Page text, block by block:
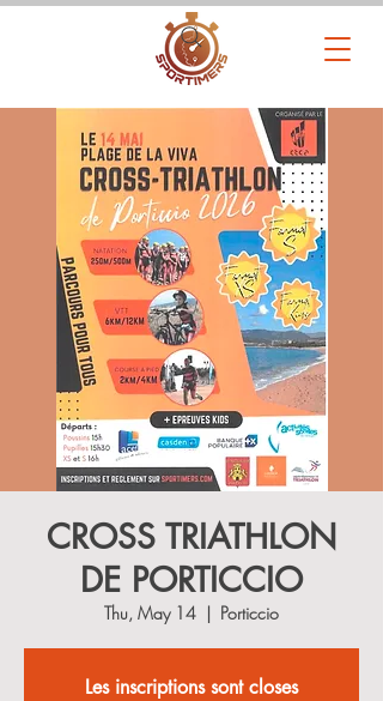
CROSS TRIATHLON
DE PORTICCIO
Thu, May 14
  |
Porticcio
Les inscriptions sont closes